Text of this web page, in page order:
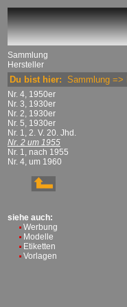
Sammlung
Hersteller
Du bist hier: Sammlung =>
Nr. 4, 1950er
Nr. 3, 1930er
Nr. 2, 1930er
Nr. 5, 1930er
Nr. 1, 2. V. 20. Jhd.
Nr. 2 um 1955
Nr. 1, nach 1955
Nr. 4, um 1960
siehe auch:
Werbung
Modelle
Etiketten
Vorlagen